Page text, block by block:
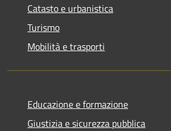
Catasto e urbanistica
Turismo
Mobilità e trasporti
Educazione e formazione
Giustizia e sicurezza pubblica